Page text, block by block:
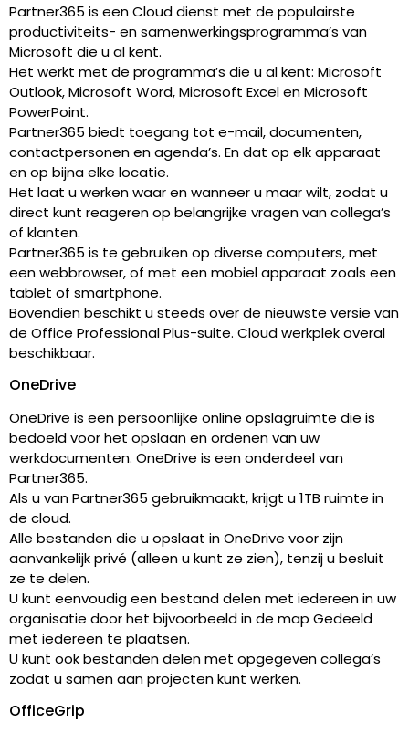
Partner365 is een Cloud dienst met de populairste
productiviteits- en samenwerkingsprogramma’s van
Microsoft die u al kent.
Het werkt met de programma’s die u al kent: Microsoft
Outlook, Microsoft Word, Microsoft Excel en Microsoft
PowerPoint.
Partner365 biedt toegang tot e-mail, documenten,
contactpersonen en agenda’s. En dat op elk apparaat
en op bijna elke locatie.
Het laat u werken waar en wanneer u maar wilt, zodat u
direct kunt reageren op belangrijke vragen van collega’s
of klanten.
Partner365 is te gebruiken op diverse computers, met
een webbrowser, of met een mobiel apparaat zoals een
tablet of smartphone.
Bovendien beschikt u steeds over de nieuwste versie van
de Office Professional Plus-suite. Cloud werkplek overal
beschikbaar.
OneDrive
OneDrive is een persoonlijke online opslagruimte die is
bedoeld voor het opslaan en ordenen van uw
werkdocumenten. OneDrive is een onderdeel van
Partner365.
Als u van Partner365 gebruikmaakt, krijgt u 1TB ruimte in
de cloud.
Alle bestanden die u opslaat in OneDrive voor zijn
aanvankelijk privé (alleen u kunt ze zien), tenzij u besluit
ze te delen.
U kunt eenvoudig een bestand delen met iedereen in uw
organisatie door het bijvoorbeeld in de map Gedeeld
met iedereen te plaatsen.
U kunt ook bestanden delen met opgegeven collega’s
zodat u samen aan projecten kunt werken.
OfficeGrip